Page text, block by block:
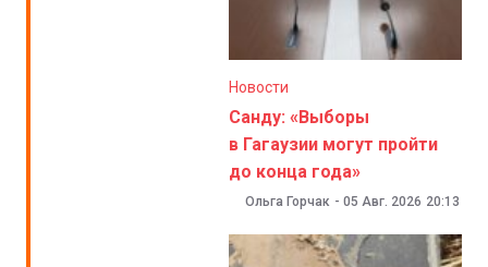
Новости
Санду: «Выборы
в Гагаузии могут пройти
до конца года»
Ольга Горчак - 05 Авг. 2026 20:13